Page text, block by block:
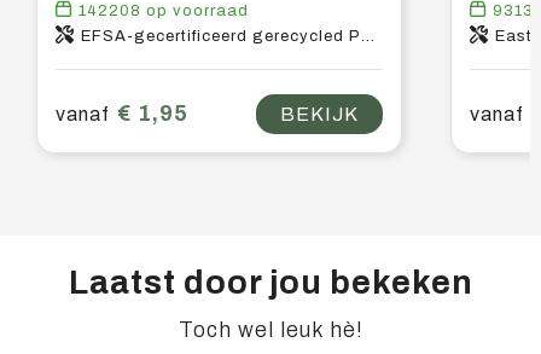
142208 op voorraad
EFSA-gecertificeerd gerecycled PET-kunststof, PP-kunststof
vanaf € 1,95 BEKIJK vanaf
Laatst door jou bekeken
Toch wel leuk hè!